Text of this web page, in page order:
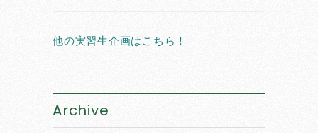
他の実習生企画はこちら！
Archive